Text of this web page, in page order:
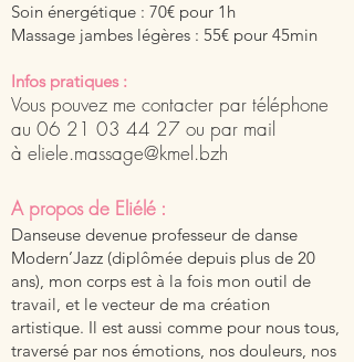
Soin énergétique : 70€ pour 1h
Massage jambes légères : 55€ pour 45min
Infos pratiques :
Vous pouvez me contacter par téléphone
au 06 21 03 44 27 ou par mail
à eliele.massage@kmel.bzh
A propos de Eliélé :
Danseuse devenue professeur de danse
Modern’Jazz (diplômée depuis plus de 20
ans), mon corps est à la fois mon outil de
travail, et le vecteur de ma création
artistique. Il est aussi comme pour nous tous,
traversé par nos émotions, nos douleurs, nos